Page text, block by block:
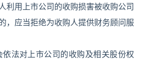
利用上市公司的收购损害被收购公司
，应当拒绝为收购人提供财务顾问服
法对上市公司的收购及相关股份权